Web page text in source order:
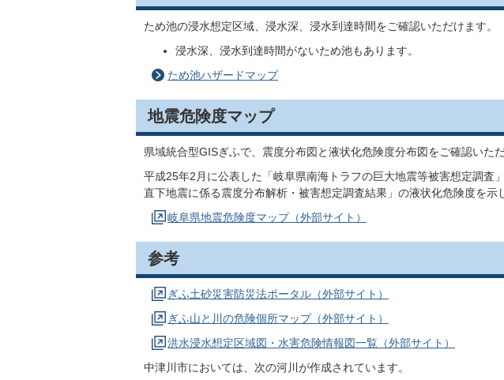
ため池の浸水想定区域、浸水深、浸水到達時間をご確認いただけます。
浸水深、浸水到達時間がないため池もあります。
ため池ハザードマップ
地震危険度マップ
県域統合型GISぎふで、震度分布図と液状化危険度分布図をご確認いただ
平成25年2月に公表した「岐阜県南海トラフの巨大地震等被害想定調査
直下地震に係る震度分布解析・被害想定調査結果」の液状化危険度を示
岐阜県地震危険度マップ（外部サイト）
参考
ぎふ土砂災害防災法ポータル（外部サイト）
ぎふ山と川の危険個所マップ（外部サイト）
洪水浸水想定区域図・水害危険情報図一覧（外部サイト）
中津川市においては、次の河川が作成されています。